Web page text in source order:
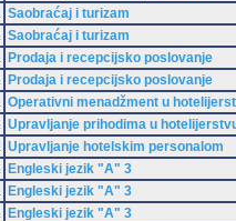
Saobraćaj i turizam
Saobraćaj i turizam
Prodaja i recepcijsko poslovanje
Prodaja i recepcijsko poslovanje
Operativni menadžment u
Upravljanje prihodima u
Upravljanje hotelskim personalom
Engleski jezik "A" 3
Engleski jezik "A" 3
Engleski jezik "A" 3